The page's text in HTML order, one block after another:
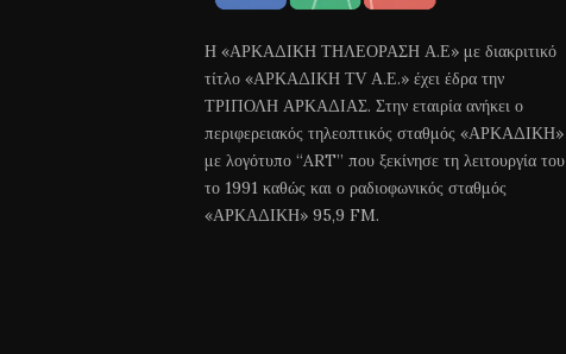
Η «ΑΡΚΑΔΙΚΗ ΤΗΛΕΟΡΑΣΗ Α.Ε» με διακριτικό
τίτλο «ΑΡΚΑΔΙΚΗ ΤV Α.Ε.» έχει έδρα την
ΤΡΙΠΟΛΗ ΑΡΚΑΔΙΑΣ. Στην εταιρία ανήκει ο
περιφερειακός τηλεοπτικός σταθμός «ΑΡΚΑΔΙΚΗ»
με λογότυπο “ART” που ξεκίνησε τη λειτουργία του
το 1991 καθώς και ο ραδιοφωνικός σταθμός
«ΑΡΚΑΔΙΚΗ» 95,9 FM.